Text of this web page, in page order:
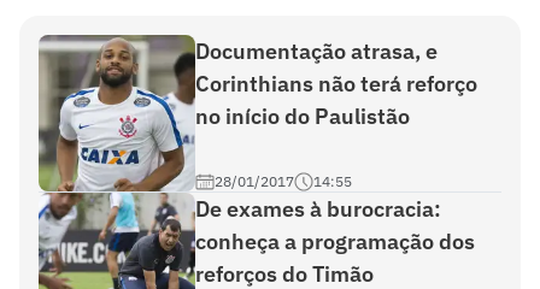
Documentação atrasa, e
Corinthians não terá reforço
no início do Paulistão
28/01/2017 14:55
De exames à burocracia:
conheça a programação dos
reforços do Timão